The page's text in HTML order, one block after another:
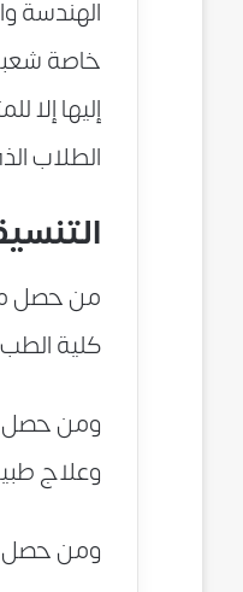
الهندسة
خاصة
إليها
الطلاب
كلية
وعلاج
ومن حصل علي